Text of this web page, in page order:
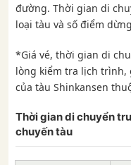
đường. Thời gian di
loại tàu và số điểm
*Giá vé, thời gian di
lòng kiểm tra lịch trình,
của tàu Shinkansen
Thời gian di chuyển
chuyến tàu